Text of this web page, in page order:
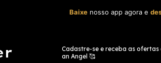
Baixe nosso app agora e
Cadastre-se e receba as ofertas
an Angel 🥰